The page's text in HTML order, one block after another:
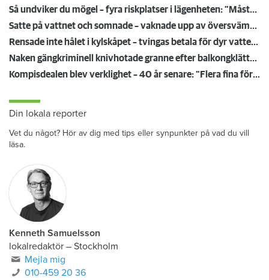
Så undviker du mögel – fyra riskplatser i lägenheten: ”Måste städa bort”
Satte på vattnet och somnade – vaknade upp av översvämning hos grannen
Rensade inte hålet i kylskåpet – tvingas betala för dyr vattenskada
Naken gängkriminell knivhotade granne efter balkongklättring
Kompisdealen blev verklighet – 40 år senare: "Flera fina fördelar med att dela bostad"
Din lokala reporter
Vet du något? Hör av dig med tips eller synpunkter på vad du vill
läsa.
Kenneth Samuelsson
lokalredaktör – Stockholm
Mejla mig
010-459 20 36